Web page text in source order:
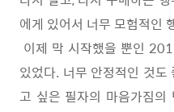
에게 있어서 너무 모험적인
이제 막 시작했을 뿐인
있었다. 너무 안정적인 것
고 싶은 필자의 마음가짐